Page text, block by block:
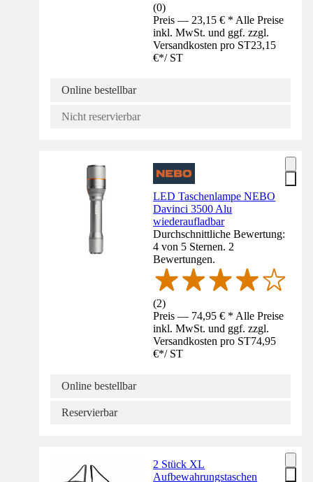
(0)
Preis — 23,15 € * Alle Preise
inkl. MwSt. und ggf. zzgl.
Versandkosten pro ST23,15
€*/ ST
Online bestellbar
Nicht reservierbar
LED Taschenlampe NEBO
Davinci 3500 Alu
wiederaufladbar
Durchschnittliche Bewertung:
4 von 5 Sternen. 2
Bewertungen.
(2)
Preis — 74,95 € * Alle Preise
inkl. MwSt. und ggf. zzgl.
Versandkosten pro ST74,95
€*/ ST
Online bestellbar
Reservierbar
2 Stück XL
Aufbewahrungstaschen